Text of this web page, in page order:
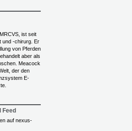
ist seit
und -chirurg. Er
von Pferden
aber als
Meacock
der den
E-
Feed
auf nexus-